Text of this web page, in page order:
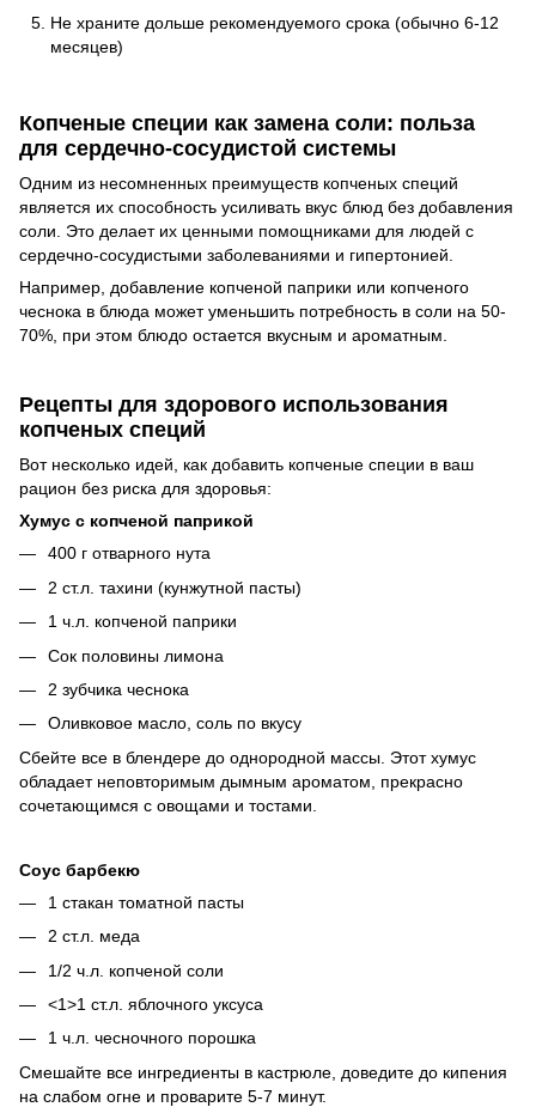
Не храните дольше рекомендуемого срока (обычно 6-12
месяцев)
Копченые специи как замена соли: польза
для сердечно-сосудистой системы
Одним из несомненных преимуществ копченых специй
является их способность усиливать вкус блюд без добавления
соли. Это делает их ценными помощниками для людей с
сердечно-сосудистыми заболеваниями и гипертонией.
Например, добавление копченой паприки или копченого
чеснока в блюда может уменьшить потребность в соли на 50-
70%, при этом блюдо остается вкусным и ароматным.
Рецепты для здорового использования
копченых специй
Вот несколько идей, как добавить копченые специи в ваш
рацион без риска для здоровья:
Хумус с копченой паприкой
400 г отварного нута
2 ст.л. тахини (кунжутной пасты)
1 ч.л. копченой паприки
Сок половины лимона
2 зубчика чеснока
Оливковое масло, соль по вкусу
Сбейте все в блендере до однородной массы. Этот хумус
обладает неповторимым дымным ароматом, прекрасно
сочетающимся с овощами и тостами.
Соус барбекю
1 стакан томатной пасты
2 ст.л. меда
1/2 ч.л. копченой соли
<1>1 ст.л. яблочного уксуса
1 ч.л. чесночного порошка
Смешайте все ингредиенты в кастрюле, доведите до кипения
на слабом огне и проварите 5-7 минут.